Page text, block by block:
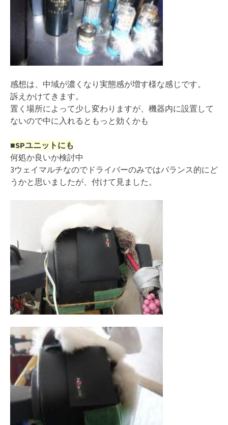
感想は、中域が濃くなり実態感が増す様な感じです。
訴えかけてきます。
置く場所によって少し変わりますが、機器内に設置して
ないので中に入れるともっと効くかも
■SPユニットにも
何処か良いか検討中
3ウェイマルチなのでドライバーのみではバランス的にど
うかと思いましたが、付けて見ました。